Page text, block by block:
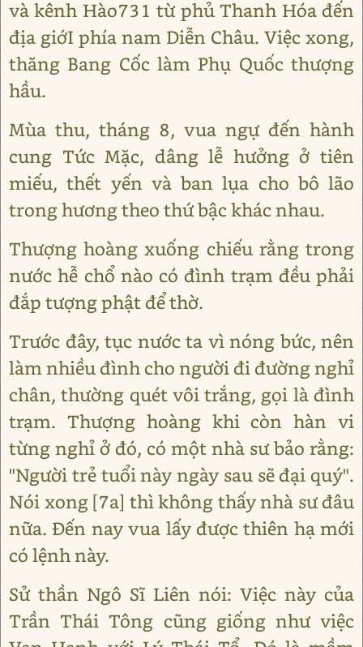
và kênh Hào731 từ phủ Thanh Hóa đến
địa giớI phía nam Diễn Châu. Việc xong,
thăng Bang Cốc làm Phụ Quốc thượng
hầu.
Mùa thu, tháng 8, vua ngự đến hành
cung Tức Mặc, dâng lễ hưởng ở tiên
miếu, thết yến và ban lụa cho bô lão
trong hương theo thứ bậc khác nhau.
Thượng hoàng xuống chiếu rằng trong
nước hễ chổ nào có đình trạm đều phải
đắp tượng phật để thờ.
Trước đây, tục nước ta vì nóng bức, nên
làm nhiều đình cho người đi đường nghỉ
chân, thường quét vôi trắng, gọi là đình
trạm. Thượng hoàng khi còn hàn vi
từng nghỉ ở đó, có một nhà sư bảo rằng:
"Người trẻ tuổi này ngày sau sẽ đại quý".
Nói xong [7a] thì không thấy nhà sư đâu
nữa. Đến nay vua lấy được thiên hạ mới
có lệnh này.
Sử thần Ngô Sĩ Liên nói: Việc này của
Trần Thái Tông cũng giống như việc